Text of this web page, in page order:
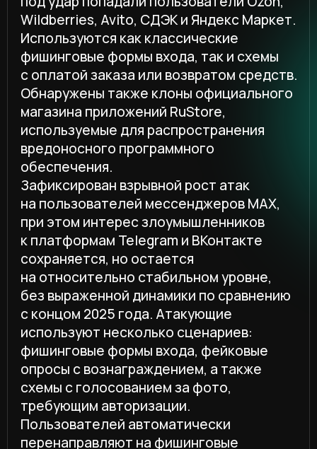
без выраженной динамики по сравнению
с концом 2025 года. Атакующие
используют несколько сценариев:
фишинговые формы входа, фейковые
опросы с вознаграждением, а также
схемы с голосованием за фото,
требующим авторизации.
Пользователей автоматически
перенаправляют на фишинговые
ресурсы.
Привлекательной целью для
злоумышленников остается и портал
Госуслуг. Помимо классических
фишинговых форм входа, эксперты
регистрируют все больше
мошеннических кампаний
с предложением выплат и материальной
помощи.
Появляется все больше ситуативных
фишинговых схем: например,
вымышленные инвестиции или конкурсы
вроде рулетки. Жертва крутит рулетку
несколько раз, в первый не везет,
а во второй — выпадает приз на сумму
в среднем от 5000 руб. После чего
всплывает фишинговая форма ввода
карты или персональных данных.
Сохраняют активность ресурсы
«народных выплат» от вымышленной